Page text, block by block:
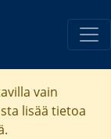
vain
lisää tietoa